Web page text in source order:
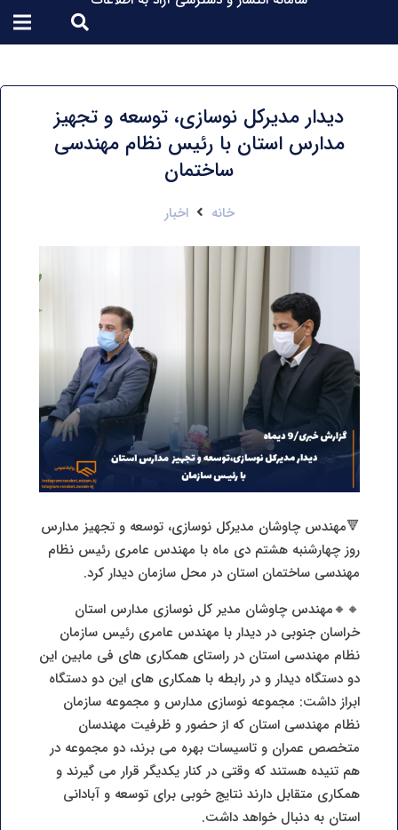
دیدار مدیرکل نوسازی، توسعه و تجهیز
مدارس استان با رئیس نظام مهندسی
ساختمان
خانه اخبار
🔻مهندس چاوشان مدیرکل نوسازی، توسعه و تجهیز مدارس
روز چهارشنبه هشتم دی ماه با مهندس عامری رئیس نظام
مهندسی ساختمان استان در محل سازمان دیدار کرد.
🔸🔸مهندس چاوشان مدیر کل نوسازی مدارس استان
خراسان جنوبی در دیدار با مهندس عامری رئیس سازمان
نظام مهندسی استان در راستای همکاری های فی مابین این
دو دستگاه دیدار و در رابطه با همکاری های این دو دستگاه
ابراز داشت: مجموعه نوسازی مدارس و مجموعه سازمان
نظام مهندسی استان که از حضور و ظرفیت مهندسان
متخصص عمران و تاسیسات بهره می برند، دو مجموعه در
هم تنیده هستند که وقتی در کنار یکدیگر قرار می گیرند و
همکاری متقابل دارند نتایج خوبی برای توسعه و آبادانی
استان به دنبال خواهد داشت.